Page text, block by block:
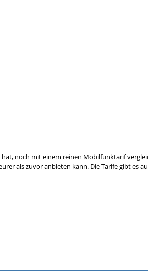
hat, noch mit einem reinen Mobilfunktarif
als zuvor anbieten kann. Die Tarife gibt es